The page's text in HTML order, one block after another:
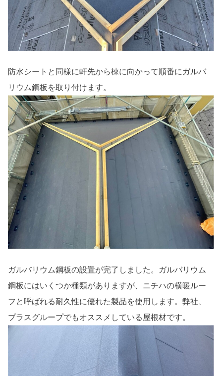
防水シートと同様に軒先から棟に向かって順番にガルバ
リウム鋼板を取り付けます。
ガルバリウム鋼板の設置が完了しました。ガルバリウム
鋼板にはいくつか種類がありますが、ニチハの横暖ルー
フと呼ばれる耐久性に優れた製品を使用します。弊社、
プラスグループでもオススメしている屋根材です。